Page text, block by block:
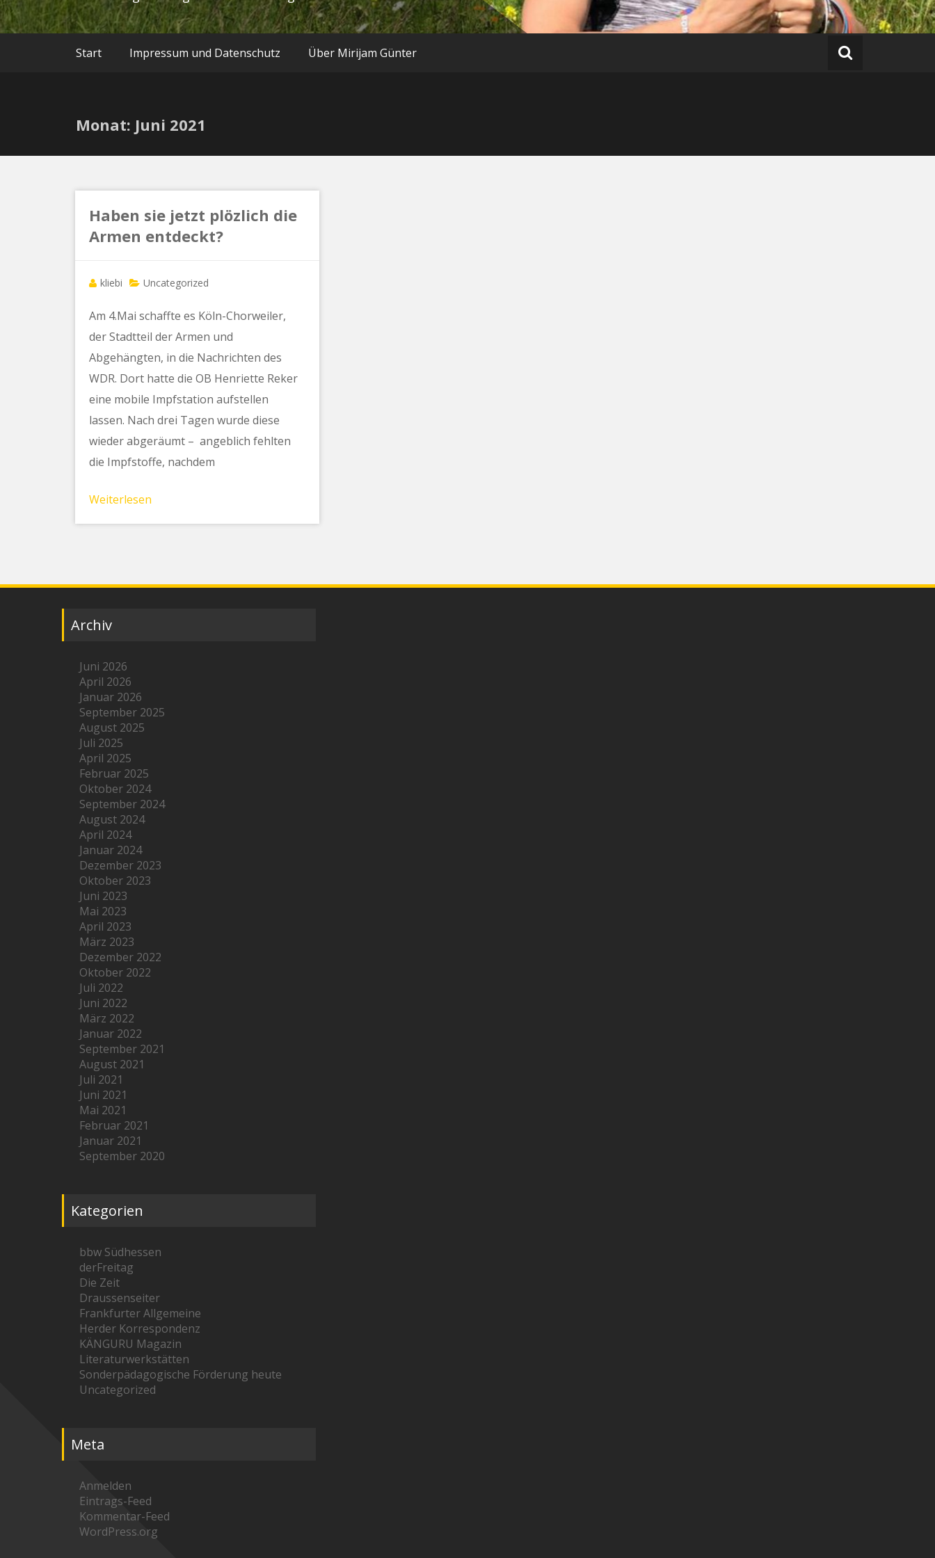
Start Impressum und Datenschutz Über Mirijam Günter
Monat: Juni 2021
Haben sie jetzt plözlich die
Armen entdeckt?
kliebi Uncategorized
Am 4.Mai schaffte es Köln-Chorweiler,
der Stadtteil der Armen und
Abgehängten, in die Nachrichten des
WDR. Dort hatte die OB Henriette Reker
eine mobile Impfstation aufstellen
lassen. Nach drei Tagen wurde diese
wieder abgeräumt – angeblich fehlten
die Impfstoffe, nachdem
Weiterlesen
Archiv
Juni 2026
April 2026
Januar 2026
September 2025
August 2025
Juli 2025
April 2025
Februar 2025
Oktober 2024
September 2024
August 2024
April 2024
Januar 2024
Dezember 2023
Oktober 2023
Juni 2023
Mai 2023
April 2023
März 2023
Dezember 2022
Oktober 2022
Juli 2022
Juni 2022
März 2022
Januar 2022
September 2021
August 2021
Juli 2021
Juni 2021
Mai 2021
Februar 2021
Januar 2021
September 2020
Kategorien
bbw Südhessen
derFreitag
Die Zeit
Draussenseiter
Frankfurter Allgemeine
Herder Korrespondenz
KÄNGURU Magazin
Literaturwerkstätten
Sonderpädagogische Förderung heute
Uncategorized
Meta
Anmelden
Eintrags-Feed
Kommentar-Feed
WordPress.org